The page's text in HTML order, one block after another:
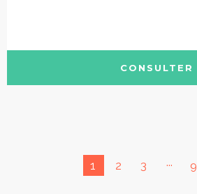
CONSULTER
1 2 3 ... 9